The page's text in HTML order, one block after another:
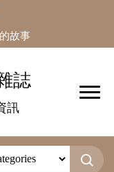
故事
誌
訊